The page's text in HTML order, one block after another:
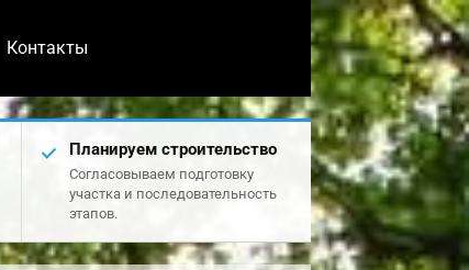
Контакты
Планируем строительство
Согласовываем подготовку
участка и последовательность
этапов.